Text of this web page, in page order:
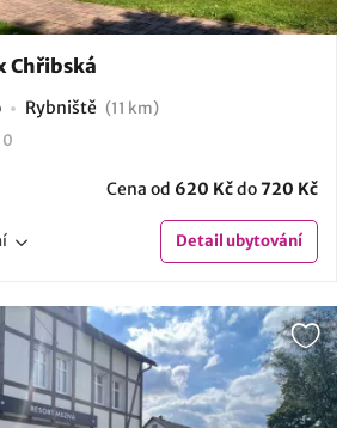
Chřibská
Rybniště (11 km)
Cena od 620 Kčdo720 Kč
Detailubytování